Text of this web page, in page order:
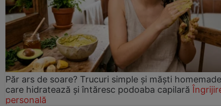
Păr ars de soare? Trucuri simple și măști homemade
care hidratează și întăresc podoaba capilară
personală